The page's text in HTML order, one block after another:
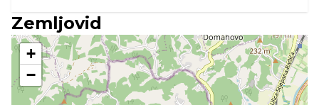
Zemljovid
+
−